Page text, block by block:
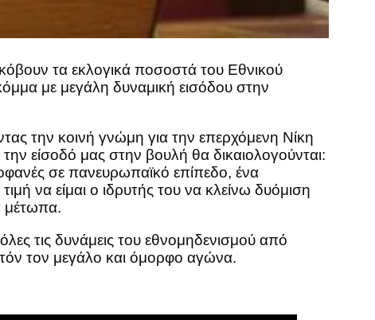
τα εκλογικά ποσοστά του Εθνικού
με μεγάλη δυναμική εισόδου στην
την κοινή γνώμη για την επερχόμενη Νίκη
είσοδό μας στην βουλή θα δικαιολογούνται:
σε πανευρωπαϊκό επίπεδο, ένα
να είμαι ο ιδρυτής του να κλείνω δυόμιση
μέτωπα.
τις δυνάμεις του εθνομηδενισμού από
τον μεγάλο και όμορφο αγώνα.